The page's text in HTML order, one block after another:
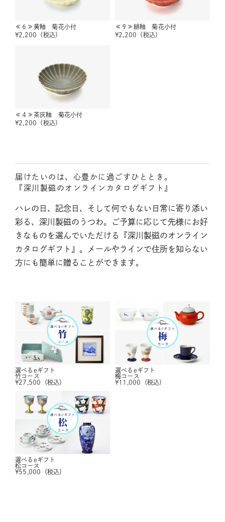
≪６≫黄釉 菊花小付
¥2,200 （税込）
≪９≫緋釉 菊花小付
¥2,200 （税込）
≪４≫茶灰釉 菊花小付
¥2,200 （税込）
届けたいのは、心豊かに過ごすひととき。
『深川製磁のオンラインカタログギフト』
ハレの日、記念日、そして何でもない日常に寄り添い
彩る、深川製磁のうつわ。ご予算に応じて先様にお好
きなものを選んでいただける『深川製磁のオンライン
カタログギフト』。メールやラインで住所を知らない
方にも簡単に贈ることができます。
選べるeギフト
竹コース
¥27,500 （税込）
選べるeギフト
梅コース
¥11,000 （税込）
選べるeギフト
松コース
¥55,000 （税込）